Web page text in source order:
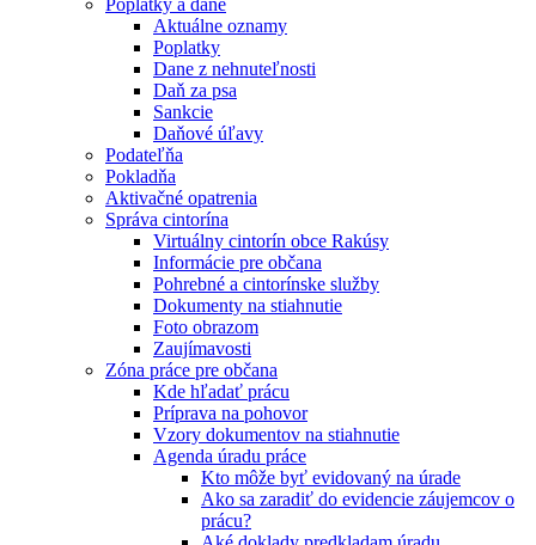
Poplatky a dane
Aktuálne oznamy
Poplatky
Dane z nehnuteľnosti
Daň za psa
Sankcie
Daňové úľavy
Podateľňa
Pokladňa
Aktivačné opatrenia
Správa cintorína
Virtuálny cintorín obce Rakúsy
Informácie pre občana
Pohrebné a cintorínske služby
Dokumenty na stiahnutie
Foto obrazom
Zaujímavosti
Zóna práce pre občana
Kde hľadať prácu
Príprava na pohovor
Vzory dokumentov na stiahnutie
Agenda úradu práce
Kto môže byť evidovaný na úrade
Ako sa zaradiť do evidencie záujemcov o
prácu?